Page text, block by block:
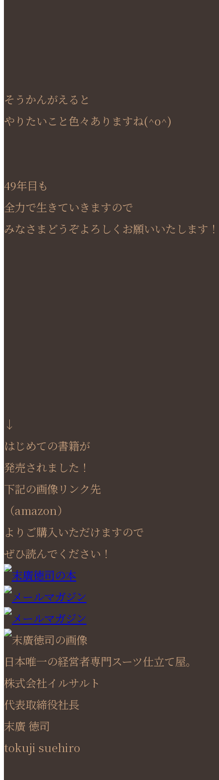
そうかんがえると
やりたいこと色々ありますね(^o^)
49年目も
全力で生きていきますので
みなさまどうぞよろしくお願いいたします！
↓
はじめての書籍が
発売されました！
下記の画像リンク先
（amazon）
よりご購入いただけますので
ぜひ読んでください！
日本唯一の経営者専門スーツ仕立て屋。
株式会社イルサルト
代表取締役社長
末廣 徳司
tokuji suehiro